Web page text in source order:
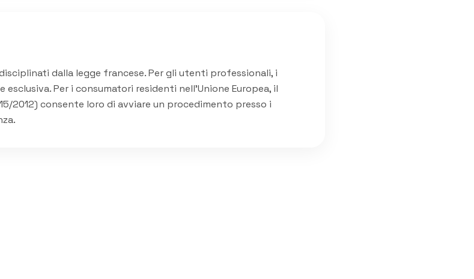
dalla legge francese. Per gli utenti professionali, i
Per i consumatori residenti nell'Unione Europea, il
2012) consente loro di avviare un procedimento presso i